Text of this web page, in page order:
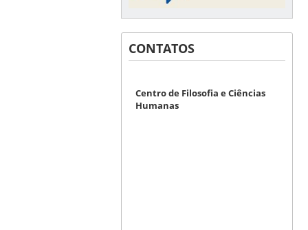
CONTATOS
Centro de Filosofia e Ciências
Humanas